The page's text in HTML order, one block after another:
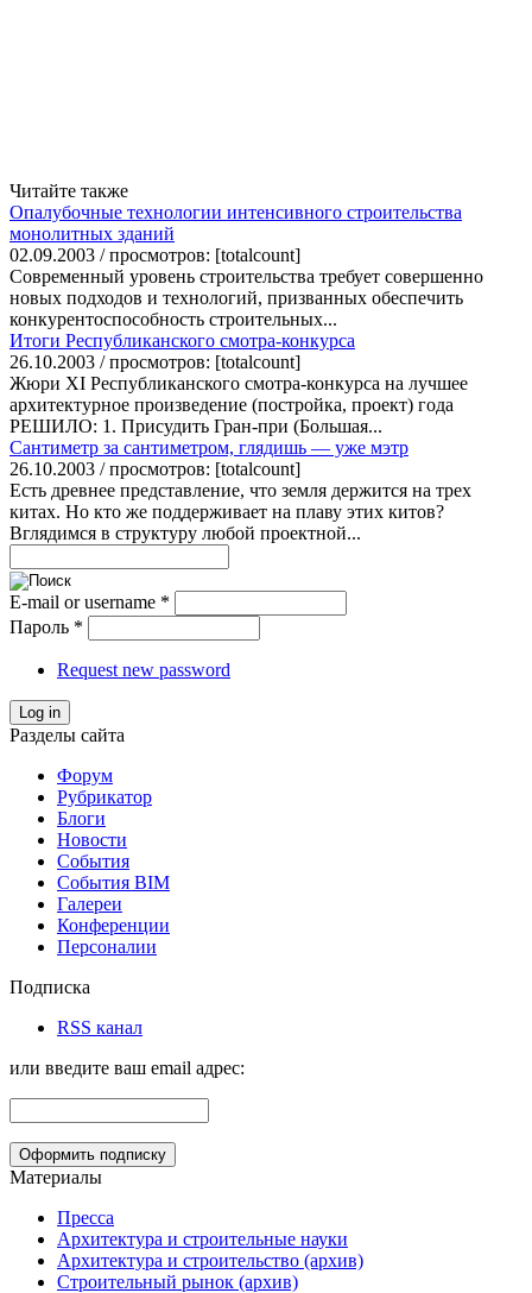
Читайте также
Опалубочные технологии интенсивного строительства
монолитных зданий
02.09.2003 / просмотров: [totalcount]
Современный уровень строительства требует совершенно
новых подходов и технологий, призванных обеспечить
конкурентоспособность строительных...
Итоги Республиканского смотра-конкурса
26.10.2003 / просмотров: [totalcount]
Жюри XI Республиканского смотра-конкурса на лучшее
архитектурное произведение (постройка, проект) года
РЕШИЛО: 1. Присудить Гран-при (Большая...
Сантиметр за сантиметром, глядишь — уже мэтр
26.10.2003 / просмотров: [totalcount]
Есть древнее представление, что земля держится на трех
китах. Но кто же поддерживает на плаву этих китов?
Вглядимся в структуру любой проектной...
E-mail or username *
Пароль *
Request new password
Log in
Разделы сайта
Форум
Рубрикатор
Блоги
Новости
События
События BIM
Галереи
Конференции
Персоналии
Подписка
RSS канал
или введите ваш email адрес:
Материалы
Пресса
Архитектура и строительные науки
Архитектура и строительство (архив)
Строительный рынок (архив)